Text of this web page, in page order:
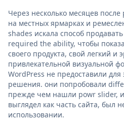
Через несколько месяцев
на местных ярмарках и
shades искала способ
required the ability, чтобы
своего продукта, свой легкий
привлекательной визуальной
WordPress не предоставили для
решения. они попробовали
прежде чем нашли powr slider,
выглядел как часть сайта, был
использовании.